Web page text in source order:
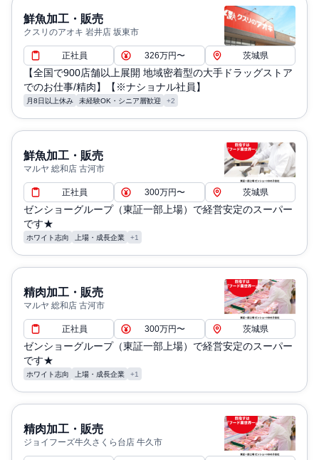
鮮魚加工・販売
クスリのアオキ 岩井店 坂東市
正社員 326万円〜 茨城県
【全国で900店舗以上展開 地域密着型の大手ドラッグストア
でのお仕事/精肉】【※ナショナル社員】
月8日以上休み 未経験OK・シニア層歓迎 +2
鮮魚加工・販売
マルヤ 総和店 古河市
正社員 300万円〜 茨城県
ゼンショーグループ（東証一部上場）で経営安定のスーパー
です★
ホワイト志向 上場・成長企業 +1
精肉加工・販売
マルヤ 総和店 古河市
正社員 300万円〜 茨城県
ゼンショーグループ（東証一部上場）で経営安定のスーパー
です★
ホワイト志向 上場・成長企業 +1
精肉加工・販売
ジョイフーズ牛久さくら台店 牛久市